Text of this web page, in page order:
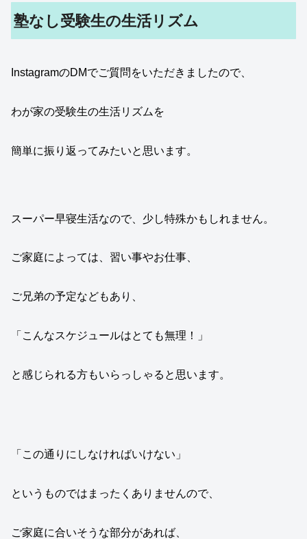
塾なし受験生の生活リズム
InstagramのDMでご質問をいただきましたので、
わが家の受験生の生活リズムを
簡単に振り返ってみたいと思います。
スーパー早寝生活なので、少し特殊かもしれません。
ご家庭によっては、習い事やお仕事、
ご兄弟の予定などもあり、
「こんなスケジュールはとても無理！」
と感じられる方もいらっしゃると思います。
「この通りにしなければいけない」
というものではまったくありませんので、
ご家庭に合いそうな部分があれば、